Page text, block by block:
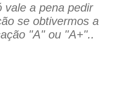
vale a pena pedir
se obtivermos a
"A" ou "A+"..